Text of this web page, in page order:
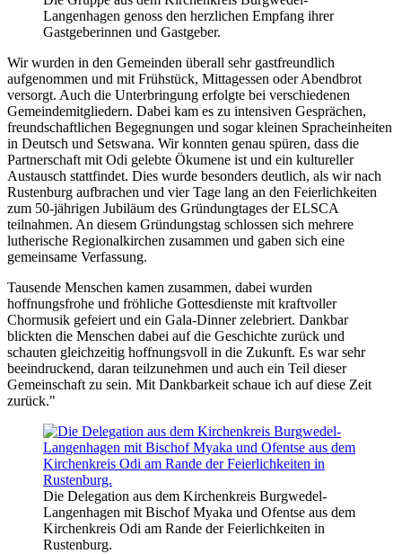
Langenhagen genoss den herzlichen Empfang ihrer
Gastgeberinnen und Gastgeber.
Wir wurden in den Gemeinden überall sehr gastfreundlich
aufgenommen und mit Frühstück, Mittagessen oder Abendbrot
versorgt. Auch die Unterbringung erfolgte bei verschiedenen
Gemeindemitgliedern. Dabei kam es zu intensiven Gesprächen,
freundschaftlichen Begegnungen und sogar kleinen Spracheinheiten
in Deutsch und Setswana. Wir konnten genau spüren, dass die
Partnerschaft mit Odi gelebte Ökumene ist und ein kultureller
Austausch stattfindet. Dies wurde besonders deutlich, als wir nach
Rustenburg aufbrachen und vier Tage lang an den Feierlichkeiten
zum 50-jährigen Jubiläum des Gründungtages der ELSCA
teilnahmen. An diesem Gründungstag schlossen sich mehrere
lutherische Regionalkirchen zusammen und gaben sich eine
gemeinsame Verfassung.
Tausende Menschen kamen zusammen, dabei wurden
hoffnungsfrohe und fröhliche Gottesdienste mit kraftvoller
Chormusik gefeiert und ein Gala-Dinner zelebriert. Dankbar
blickten die Menschen dabei auf die Geschichte zurück und
schauten gleichzeitig hoffnungsvoll in die Zukunft. Es war sehr
beeindruckend, daran teilzunehmen und auch ein Teil dieser
Gemeinschaft zu sein. Mit Dankbarkeit schaue ich auf diese Zeit
zurück."
Die Delegation aus dem Kirchenkreis Burgwedel-
Langenhagen mit Bischof Myaka und Ofentse aus dem
Kirchenkreis Odi am Rande der Feierlichkeiten in
Rustenburg.